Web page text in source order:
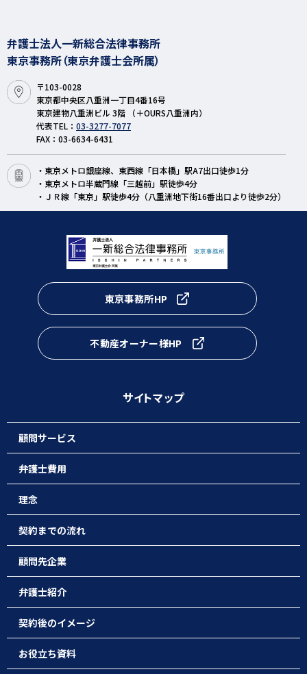
弁護士法人一新総合法律事務所
東京事務所（東京弁護士会所属）
〒103-0028
東京都中央区八重洲一丁目4番16号
東京建物八重洲ビル 3階 （＋OURS八重洲内）
代表TEL： 03-3277-7077
FAX：03-6634-6431
・東京メトロ銀座線、東西線「日本橋」駅A7出口徒歩1分
・東京メトロ半蔵門線「三越前」駅徒歩4分
・ＪＲ線「東京」駅徒歩4分（八重洲地下街16番出口より徒歩2分）
東京事務所HP
不動産オーナー様HP
サイトマップ
顧問サービス
弁護士費用
理念
契約までの流れ
顧問先企業
弁護士紹介
契約後のイメージ
お役立ち資料